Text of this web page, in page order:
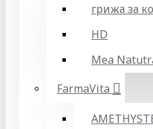
грижа за
HD
Mea
FarmaVita